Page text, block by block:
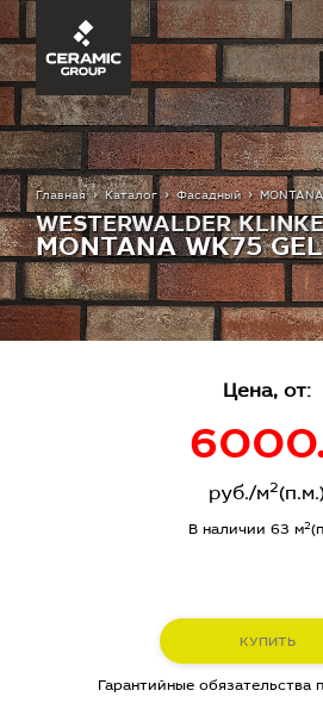
Главная Каталог Фасадный MONTANA
WESTERWALDER
MONTANA WK75
Цена, от:
руб./м2
В наличии 63 м2
КУПИТЬ
Гарантийные обязательства